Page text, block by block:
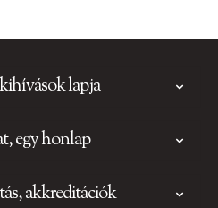
lapja
egy honlap
akkreditációk